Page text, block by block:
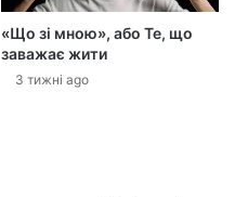
«Що зі мною», або Те, що
заважає жити
3 тижні ago